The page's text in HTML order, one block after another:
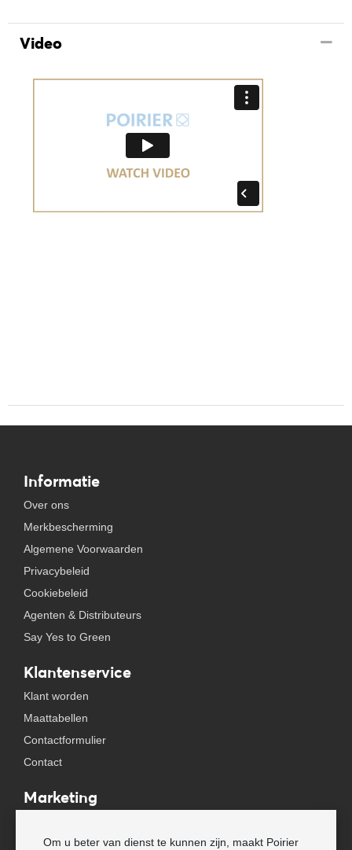
Om u beter van dienst te kunnen zijn, maakt Poirier
Video
Informatie
Over ons
Merkbescherming
Algemene Voorwaarden
Privacybeleid
Cookiebeleid
Agenten & Distributeurs
Say Yes to Green
Klantenservice
Klant worden
Maattabellen
Contactformulier
Contact
Marketing
Pers & Media